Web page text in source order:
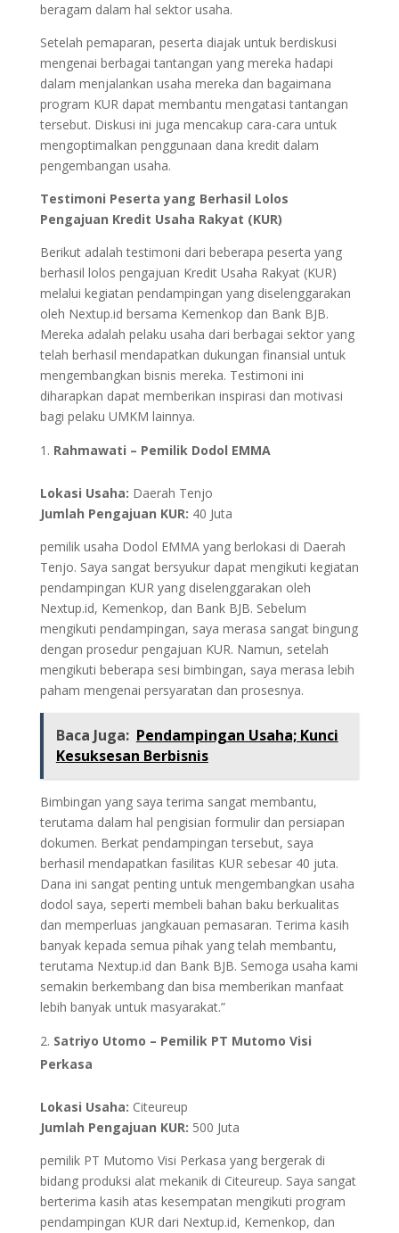
beragam dalam hal sektor usaha.
Setelah pemaparan, peserta diajak untuk berdiskusi
mengenai berbagai tantangan yang mereka hadapi
dalam menjalankan usaha mereka dan bagaimana
program KUR dapat membantu mengatasi tantangan
tersebut. Diskusi ini juga mencakup cara-cara untuk
mengoptimalkan penggunaan dana kredit dalam
pengembangan usaha.
Testimoni Peserta yang Berhasil Lolos
Pengajuan Kredit Usaha Rakyat (KUR)
Berikut adalah testimoni dari beberapa peserta yang
berhasil lolos pengajuan Kredit Usaha Rakyat (KUR)
melalui kegiatan pendampingan yang diselenggarakan
oleh Nextup.id bersama Kemenkop dan Bank BJB.
Mereka adalah pelaku usaha dari berbagai sektor yang
telah berhasil mendapatkan dukungan finansial untuk
mengembangkan bisnis mereka. Testimoni ini
diharapkan dapat memberikan inspirasi dan motivasi
bagi pelaku UMKM lainnya.
Rahmawati – Pemilik Dodol EMMA
Lokasi Usaha: Daerah Tenjo
Jumlah Pengajuan KUR: 40 Juta
pemilik usaha Dodol EMMA yang berlokasi di Daerah
Tenjo. Saya sangat bersyukur dapat mengikuti kegiatan
pendampingan KUR yang diselenggarakan oleh
Nextup.id, Kemenkop, dan Bank BJB. Sebelum
mengikuti pendampingan, saya merasa sangat bingung
dengan prosedur pengajuan KUR. Namun, setelah
mengikuti beberapa sesi bimbingan, saya merasa lebih
paham mengenai persyaratan dan prosesnya.
Baca Juga: Pendampingan Usaha; Kunci
Kesuksesan Berbisnis
Bimbingan yang saya terima sangat membantu,
terutama dalam hal pengisian formulir dan persiapan
dokumen. Berkat pendampingan tersebut, saya
berhasil mendapatkan fasilitas KUR sebesar 40 juta.
Dana ini sangat penting untuk mengembangkan usaha
dodol saya, seperti membeli bahan baku berkualitas
dan memperluas jangkauan pemasaran. Terima kasih
banyak kepada semua pihak yang telah membantu,
terutama Nextup.id dan Bank BJB. Semoga usaha kami
semakin berkembang dan bisa memberikan manfaat
lebih banyak untuk masyarakat.”
Satriyo Utomo – Pemilik PT Mutomo Visi
Perkasa
Lokasi Usaha: Citeureup
Jumlah Pengajuan KUR: 500 Juta
pemilik PT Mutomo Visi Perkasa yang bergerak di
bidang produksi alat mekanik di Citeureup. Saya sangat
berterima kasih atas kesempatan mengikuti program
pendampingan KUR dari Nextup.id, Kemenkop, dan